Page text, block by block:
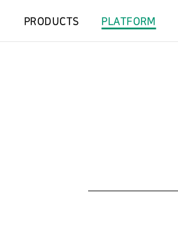
PRODUCTS PLATFORM